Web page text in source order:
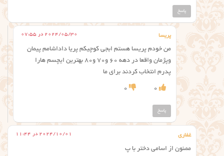
پاسخ
پریسا 2024/05/30 در 07:55
من خودم پریسا هستم ابجی کوچیکم پریا داداشامم پیمان
وپژمان واقعا در دهه ۶۰ و۷۰ و۸۰ بهترین ایچسم هارا
پدرم انتخاب کردند برای ما
0
0
پاسخ
غفاری 2024/10/01 در 11:44
ممنون از اسامی دختر با پ